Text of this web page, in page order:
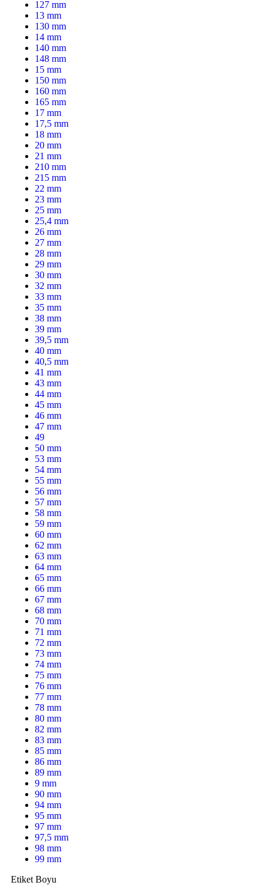
127 mm
13 mm
130 mm
14 mm
140 mm
148 mm
15 mm
150 mm
160 mm
165 mm
17 mm
17,5 mm
18 mm
20 mm
21 mm
210 mm
215 mm
22 mm
23 mm
25 mm
25,4 mm
26 mm
27 mm
28 mm
29 mm
30 mm
32 mm
33 mm
35 mm
38 mm
39 mm
39,5 mm
40 mm
40,5 mm
41 mm
43 mm
44 mm
45 mm
46 mm
47 mm
49
50 mm
53 mm
54 mm
55 mm
56 mm
57 mm
58 mm
59 mm
60 mm
62 mm
63 mm
64 mm
65 mm
66 mm
67 mm
68 mm
70 mm
71 mm
72 mm
73 mm
74 mm
75 mm
76 mm
77 mm
78 mm
80 mm
82 mm
83 mm
85 mm
86 mm
89 mm
9 mm
90 mm
94 mm
95 mm
97 mm
97,5 mm
98 mm
99 mm
Etiket Boyu